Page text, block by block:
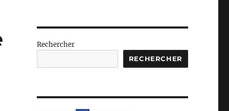
Rechercher
RECHERCHER